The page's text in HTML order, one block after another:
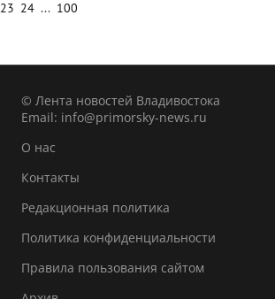
23 24 ... 100
© Лента новостей Владивостока
Email: info@primorsky-news.ru
О нас
Контакты
Редакционная политика
Политика конфиденциальности
Правила пользования сайтом